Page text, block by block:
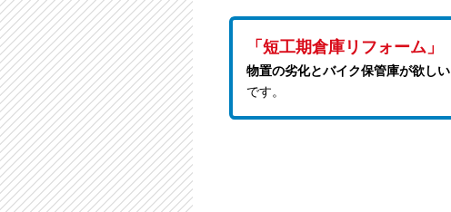
「短工期倉庫リフォーム」
物置の劣化とバイク保管庫が欲しい
です。